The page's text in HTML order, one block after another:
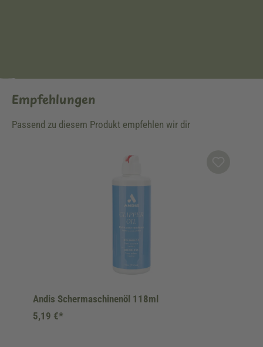
Empfehlungen
Passend zu diesem Produkt empfehlen wir dir
Andis Schermaschinenöl 118ml
5,19 €*